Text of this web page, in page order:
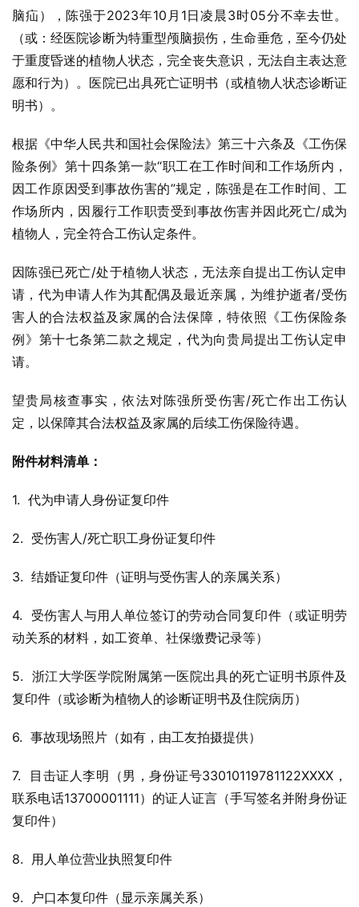
脑疝），陈强于2023年10月1日凌晨3时05分不幸去世。
（或：经医院诊断为特重型颅脑损伤，生命垂危，至今仍处
于重度昏迷的植物人状态，完全丧失意识，无法自主表达意
愿和行为）。医院已出具死亡证明书（或植物人状态诊断证
明书）。
根据《中华人民共和国社会保险法》第三十六条及《工伤保
险条例》第十四条第一款“职工在工作时间和工作场所内，
因工作原因受到事故伤害的”规定，陈强是在工作时间、工
作场所内，因履行工作职责受到事故伤害并因此死亡/成为
植物人，完全符合工伤认定条件。
因陈强已死亡/处于植物人状态，无法亲自提出工伤认定申
请，代为申请人作为其配偶及最近亲属，为维护逝者/受伤
害人的合法权益及家属的合法保障，特依照《工伤保险条
例》第十七条第二款之规定，代为向贵局提出工伤认定申
请。
望贵局核查事实，依法对陈强所受伤害/死亡作出工伤认
定，以保障其合法权益及家属的后续工伤保险待遇。
附件材料清单：
1.  代为申请人身份证复印件
2.  受伤害人/死亡职工身份证复印件
3.  结婚证复印件（证明与受伤害人的亲属关系）
4.  受伤害人与用人单位签订的劳动合同复印件（或证明劳
动关系的材料，如工资单、社保缴费记录等）
5.  浙江大学医学院附属第一医院出具的死亡证明书原件及
复印件（或诊断为植物人的诊断证明书及住院病历）
6.  事故现场照片（如有，由工友拍摄提供）
7.  目击证人李明（男，身份证号33010119781122XXXX，
联系电话13700001111）的证人证言（手写签名并附身份证
复印件）
8.  用人单位营业执照复印件
9.  户口本复印件（显示亲属关系）